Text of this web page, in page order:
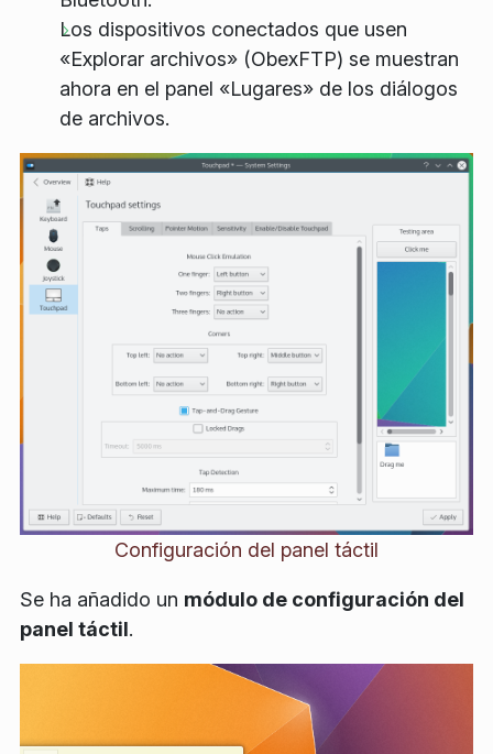
Los dispositivos conectados que usen
«Explorar archivos» (ObexFTP) se muestran
ahora en el panel «Lugares» de los diálogos
de archivos.
Configuración del panel táctil
Se ha añadido un módulo de configuración del
panel táctil.